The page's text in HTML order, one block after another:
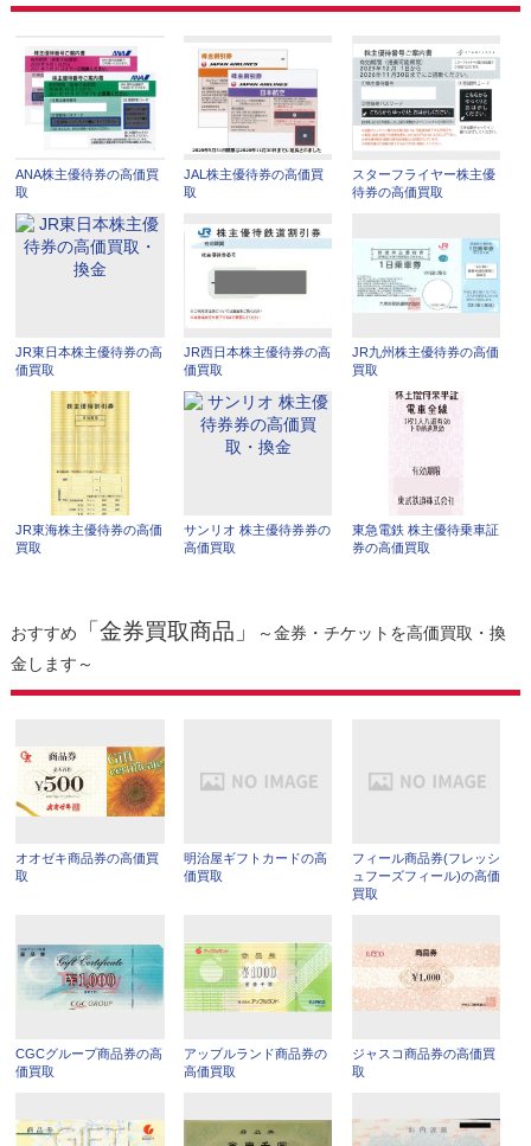
ANA株主優待券の高価買
取
JAL株主優待券の高価買
取
スターフライヤー株主優
待券の高価買取
JR東日本株主優待券の高
価買取
JR西日本株主優待券の高
価買取
JR九州株主優待券の高価
買取
JR東海株主優待券の高価
買取
サンリオ 株主優待券券の
高価買取
東急電鉄 株主優待乗車証
券の高価買取
おすすめ 「金券買取商品」
～金券・チケットを高価買取・換
金します～
オオゼキ商品券の高価買
取
明治屋ギフトカードの高
価買取
フィール商品券(フレッシ
ュフーズフィール)の高価
買取
CGCグループ商品券の高
価買取
アップルランド商品券の
高価買取
ジャスコ商品券の高価買
取